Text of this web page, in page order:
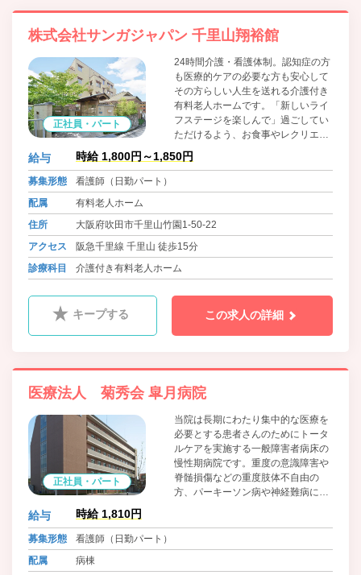
株式会社サンガジャパン 千里山翔裕館
正社員・パート
24時間介護・看護体制。認知症の方
も医療的ケアの必要な方も安心して
その方らしい人生を送れる介護付き
有料老人ホームです。「新しいライ
フステージを楽しんで」過ごしてい
ただけるよう、お食事やレクリエー
ションなどの充実をはかっている施
設です。
給与 時給 1,800円～1,850円
募集形態
看護師（日勤パート）
配属
有料老人ホーム
住所
大阪府吹田市千里山竹園1-50-22
アクセス
阪急千里線 千里山 徒歩15分
診療科目
介護付き有料老人ホーム
キープする この求人の詳細
医療法人 菊秀会 皐月病院
正社員・パート
当院は長期にわたり集中的な医療を
必要とする患者さんのためにトータ
ルケアを実施する一般障害者病床の
慢性期病院です。重度の意識障害や
脊髄損傷などの重度肢体不自由の
方、パーキーソン病や神経難病に罹
念に基づき「思いやりのある看護」
給与 時給 1,810円
募集形態
看護師（日勤パート）
配属
病棟